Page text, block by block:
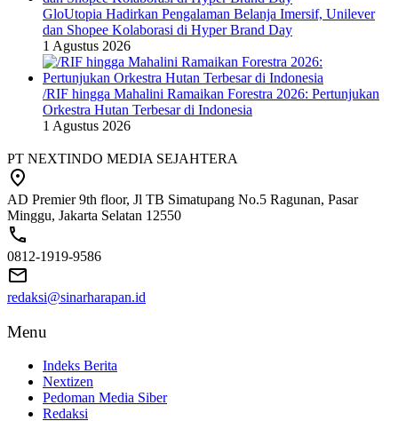
GloUtopia Hadirkan Pengalaman Belanja Imersif, Unilever
dan Shopee Kolaborasi di Hyper Brand Day
1 Agustus 2026
/RIF hingga Mahalini Ramaikan Forestra 2026: Pertunjukan
Orkestra Hutan Terbesar di Indonesia
1 Agustus 2026
PT NEXTINDO MEDIA SEJAHTERA
AD Premier 9th floor, Jl TB Simatupang No.5 Ragunan, Pasar
Minggu, Jakarta Selatan 12550
0812-1919-9586
redaksi@sinarharapan.id
Menu
Indeks Berita
Nextizen
Pedoman Media Siber
Redaksi